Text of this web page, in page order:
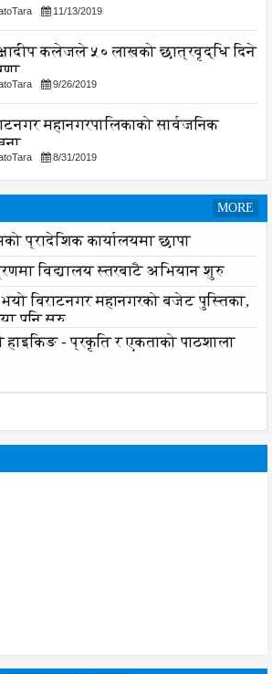
11/13/2019
कलेजले ५० लाखको छात्रवृद्धि दिने
9/26/2019
महानगरपालिकाको सार्वजनिक
8/31/2019
MORE
प्रादेशिक कार्यालयमा छापा
विद्यालय स्तरबाटै अभियान शुरु
विराटनगर महानगरको बजेट पुस्तिका,
पनि सुरु
हाइकिङ - प्रकृति र एकताको पाठशाला